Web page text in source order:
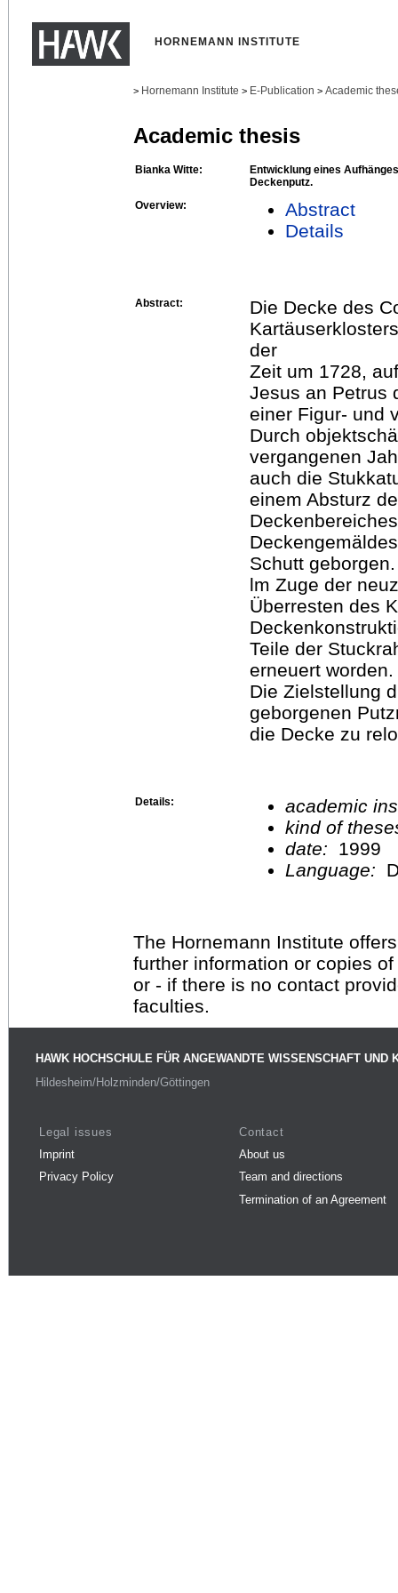
HORNEMANN INSTITUTE
> Hornemann Institute > E-Publication > Academic
Academic thesis
Bianka Witte:
Entwicklung eines
Deckenputz.
Overview:
Abstract
Details
Abstract:
Die Decke des
der
Zeit um 1728,
Jesus an Petrus
einer Figur‐ und
Durch
vergangenen
auch die
einem Absturz
Schutt geborgen.
lm Zuge der
Überresten des
Teile der
erneuert worden.
Die Zielstellung
geborgenen
die Decke zu
Details:
academic
kind of
date:
1999
Language:
The Hornemann Institute
further information or copies
or - if there is no contact
faculties.
HAWK HOCHSCHULE FÜR ANGEWANDTE WISSENSCHAFT UND
Hildesheim/Holzminden/Göttingen
Legal issues
Imprint
Privacy Policy
Contact
About us
Team and directions
Termination of an Agreement